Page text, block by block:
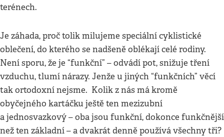
terénech.
Je záhada, proč tolik milujeme speciální cyklistické
oblečení, do kterého se nadšeně oblékají celé rodiny.
Není sporu, že je “funkční” – odvádí pot, snižuje tření
vzduchu, tlumí nárazy. Jenže u jiných “funkčních” věcí
tak ortodoxní nejsme. Kolik z nás má kromě
obyčejného kartáčku ještě ten mezizubní
a jednosvazkový – oba jsou funkční, dokonce funkčnější
než ten základní – a dvakrát denně používá všechny tři?